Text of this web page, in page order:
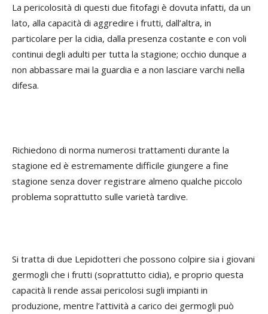
La pericolosità di questi due fitofagi è dovuta infatti, da un
lato, alla capacità di aggredire i frutti, dall’altra, in
particolare per la cidia, dalla presenza costante e con voli
continui degli adulti per tutta la stagione; occhio dunque a
non abbassare mai la guardia e a non lasciare varchi nella
difesa.
Richiedono di norma numerosi trattamenti durante la
stagione ed è estremamente difficile giungere a fine
stagione senza dover registrare almeno qualche piccolo
problema soprattutto sulle varietà tardive.
Si tratta di due Lepidotteri che possono colpire sia i giovani
germogli che i frutti (soprattutto cidia), e proprio questa
capacità li rende assai pericolosi sugli impianti in
produzione, mentre l’attività a carico dei germogli può